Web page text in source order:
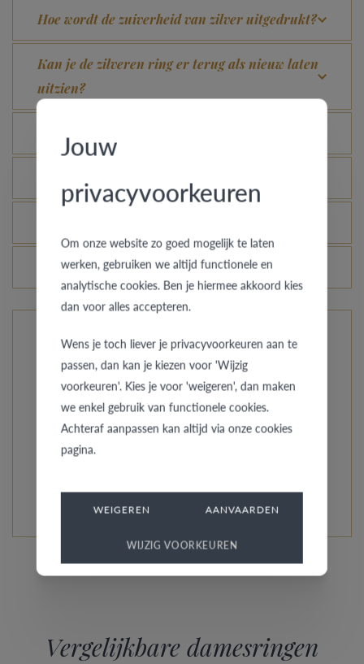
Hoe wordt de zuiverheid van zilver uitgedrukt?
Kan je de zilveren ring er terug als nieuw laten
uitzien?
Veranderen de prijzen van de ringen dagelijks?
De ringen van AMICI
Wil je graag dat je partner je ring draagt? Toon aan
iedereen in je omgeving dat jullie een koppel zijn door het
dragen van een bijzondere AMICI ring!
Vergelijkbare damesringen
Jouw
privacyvoorkeuren
Om onze website zo goed mogelijk te laten
werken, gebruiken we altijd functionele en
analytische cookies. Ben je hiermee akkoord kies
dan voor alles accepteren.
Wens je toch liever je privacyvoorkeuren aan te
passen, dan kan je kiezen voor 'Wijzig
voorkeuren'. Kies je voor 'weigeren', dan maken
we enkel gebruik van functionele cookies.
Achteraf aanpassen kan altijd via onze cookies
pagina.
WEIGEREN AANVAARDEN
WIJZIG VOORKEUREN